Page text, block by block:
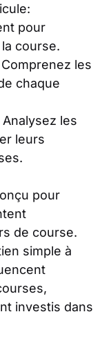
pour
course.
les
chaque
les
leurs
pour
de course.
simple à
investis dans